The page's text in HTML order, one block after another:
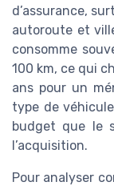
d’assurance,
autoroute et
consomme
100 km, ce qui
ans pour un
type de
budget que le
l’acquisition.
Pour analyser